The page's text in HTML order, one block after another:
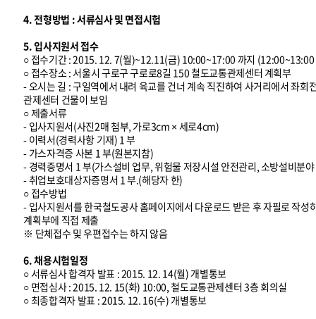
4. 전형방법 : 서류심사 및 면접시험
5. 입사지원서 접수
○ 접수기간 : 2015. 12. 7(월)~12.11(금) 10:00~17:00 까지 (12:00~13:00
○ 접수장소 : 서울시 구로구 구로로8길 150 철도교통관제센터 계획부
- 오시는 길 : 구일역에서 내려 육교를 건너 계속 직진하여 사거리에서 좌회
관제센터 건물이 보임
○ 제출서류
- 입사지원서(사진2매 첨부, 가로3cm × 세로4cm)
- 이력서(경력사항 기재) 1 부
- 가스자격증 사본 1 부(원본지참)
- 경력증명서 1 부(가스설비 업무, 위험물 저장시설 안전관리, 소방설비분
- 취업보호대상자증명서 1 부.(해당자 한)
○ 접수방법
- 입사지원서를 한국철도공사 홈페이지에서 다운로드 받은 후 자필로 작성
계획부에 직접 제출
※ 단체접수 및 우편접수는 하지 않음
6. 채용시험일정
○ 서류심사 합격자 발표 : 2015. 12. 14(월) 개별통보
○ 면접심사 : 2015. 12. 15(화) 10:00, 철도교통관제센터 3층 회의실
○ 최종합격자 발표 : 2015. 12. 16(수) 개별통보